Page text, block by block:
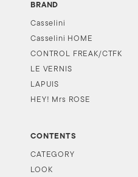
BRAND
Casselini
Casselini HOME
CONTROL FREAK/CTFK
LE VERNIS
LAPUIS
HEY! Mrs ROSE
CONTENTS
CATEGORY
LOOK